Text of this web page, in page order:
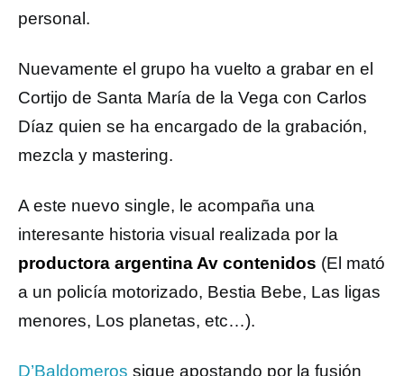
personal.
Nuevamente el grupo ha vuelto a grabar en el
Cortijo de Santa María de la Vega con Carlos
Díaz quien se ha encargado de la grabación,
mezcla y mastering.
A este nuevo single, le acompaña una
interesante historia visual realizada por la
productora argentina Av contenidos (El mató
a un policía motorizado, Bestia Bebe, Las ligas
menores, Los planetas, etc…).
D’Baldomeros sigue apostando por la fusión